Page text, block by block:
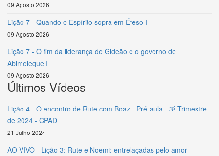
09 Agosto 2026
Lição 7 - Quando o Espírito sopra em Éfeso I
09 Agosto 2026
Lição 7 - O fim da liderança de Gideão e o governo de
Abimeleque I
09 Agosto 2026
Últimos Vídeos
Lição 4 - O encontro de Rute com Boaz - Pré-aula - 3º Trimestre
de 2024 - CPAD
21 Julho 2024
AO VIVO - Lição 3: Rute e Noemi: entrelaçadas pelo amor